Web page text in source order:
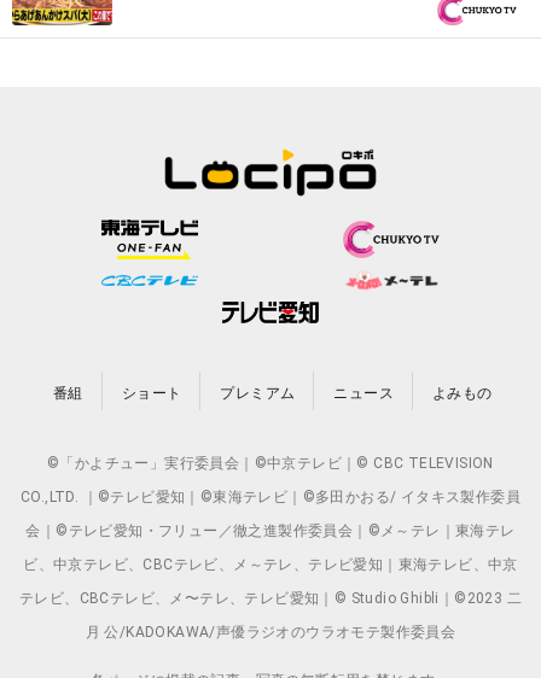
番組 ショート プレミアム ニュース よみもの
©「かよチュー」実行委員会｜©中京テレビ｜© CBC TELEVISION
CO.,LTD. ｜©テレビ愛知｜©東海テレビ｜©多田かおる/ イタキス製作委員
会｜©テレビ愛知・フリュー／徹之進製作委員会｜©メ～テレ｜東海テレ
ビ、中京テレビ、CBCテレビ、メ～テレ、テレビ愛知｜東海テレビ、中京
テレビ、CBCテレビ、メ〜テレ、テレビ愛知｜© Studio Ghibli｜©2023 二
月 公/KADOKAWA/声優ラジオのウラオモテ製作委員会